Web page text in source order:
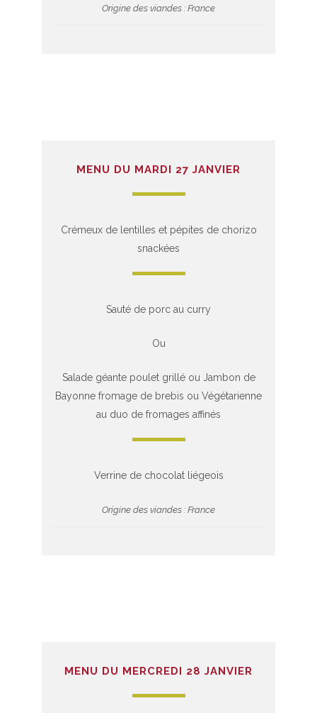
Origine des viandes : France
MENU DU MARDI 27 JANVIER
Crémeux de lentilles et pépites de chorizo
snackées
Sauté de porc au curry
Ou
Salade géante poulet grillé ou Jambon de
Bayonne fromage de brebis ou Végétarienne
au duo de fromages affinés
Verrine de chocolat liégeois
Origine des viandes : France
MENU DU MERCREDI 28 JANVIER